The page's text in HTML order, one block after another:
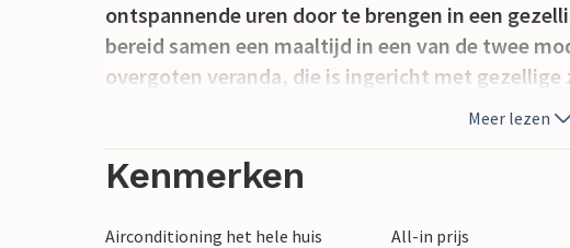
ontspannende uren door te brengen in een
bereid samen een maaltijd in een van de twee
overgoten veranda, die is ingericht met
Comfortabele loungemeubels en grote parasols
Zwem in het privézwembad of ontspan daarna
Meer lezen
Kenmerken
Airconditioning het hele huis All-in prijs